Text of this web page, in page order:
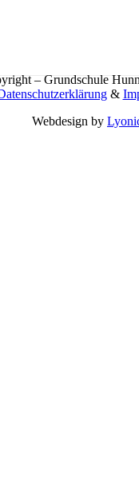
– Grundschule
&
Webdesign by